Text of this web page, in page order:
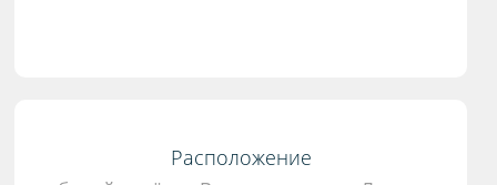
Расположение